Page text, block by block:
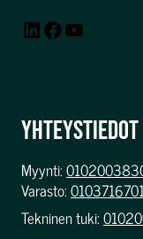
LinkedIn
Facebook
YouTube
YHTEYSTIEDOT
Myynti:
Varasto:
Tekninen tuki: